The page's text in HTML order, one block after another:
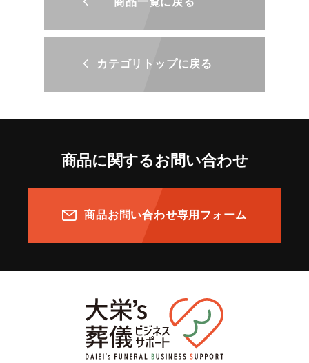
カテゴリトップに戻る
商品に関するお問い合わせ
商品お問い合わせ専用フォーム